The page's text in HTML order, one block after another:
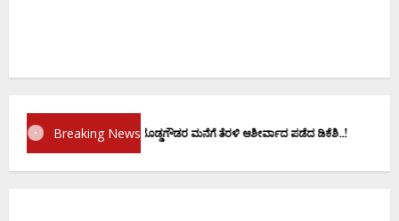
Breaking News
ಪ್ರಮಾಣ ವಚನಕ್ಕೂ ಮುನ್ನ ದೊಡ್ಡಗೌಡರ ಮನೆಗೆ ತೆರಳಿ ಆಶೀರ್ವಾದ ಪಡೆದ ಡಿಕೆಶಿ..!